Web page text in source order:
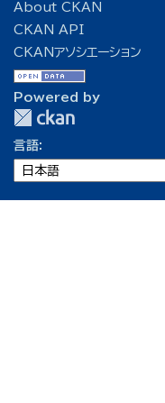
About CKAN
CKAN API
CKANアソシエーション
Powered by
言語